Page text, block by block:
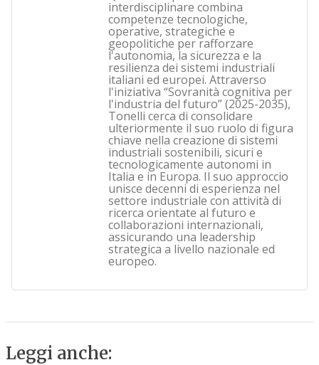
interdisciplinare combina
competenze tecnologiche,
operative, strategiche e
geopolitiche per rafforzare
l'autonomia, la sicurezza e la
resilienza dei sistemi industriali
italiani ed europei. Attraverso
l'iniziativa “Sovranità cognitiva per
l'industria del futuro” (2025-2035),
Tonelli cerca di consolidare
ulteriormente il suo ruolo di figura
chiave nella creazione di sistemi
industriali sostenibili, sicuri e
tecnologicamente autonomi in
Italia e in Europa. Il suo approccio
unisce decenni di esperienza nel
settore industriale con attività di
ricerca orientate al futuro e
collaborazioni internazionali,
assicurando una leadership
strategica a livello nazionale ed
europeo.
Leggi anche: